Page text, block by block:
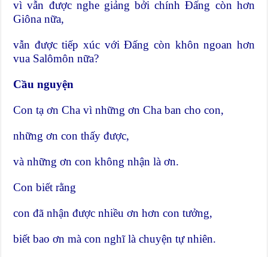
vì vẫn được nghe giảng bởi chính Đấng còn hơn
Giôna nữa,
vẫn được tiếp xúc với Đấng còn khôn ngoan hơn
vua Salômôn nữa?
Cầu nguyện
Con tạ ơn Cha vì những ơn Cha ban cho con,
những ơn con thấy được,
và những ơn con không nhận là ơn.
Con biết rằng
con đã nhận được nhiều ơn hơn con tưởng,
biết bao ơn mà con nghĩ là chuyện tự nhiên.